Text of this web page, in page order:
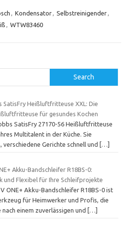
, Kondensator, Selbstreinigender,
, WTW83460
Search
SatisFry Heißluftfritteuse XXL: Die
für gesundes Kochen
SatisFry 27170-56 Heißluftfritteuse
Multitalent in der Küche. Sie
verschiedene Gerichte schnell und
[…]
Akku-Bandschleifer R18BS-0:
und Flexibel für Ihre Schleifprojekte
V ONE+ Akku-Bandschleifer R18BS-0 ist
für Heimwerker und Profis, die
nach einem zuverlässigen und […]